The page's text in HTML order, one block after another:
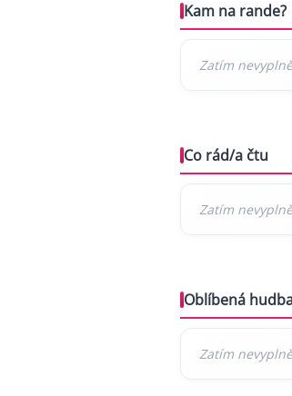
Kam na rande?
Co rád/a čtu
Oblíbená